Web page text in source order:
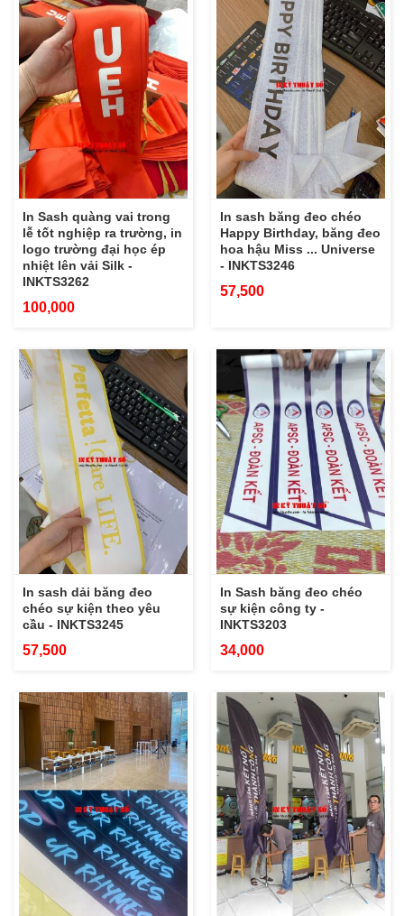
In Sash quàng vai trong
lễ tốt nghiệp ra trường, in
logo trường đại học ép
nhiệt lên vải Silk -
INKTS3262
100,000
In sash băng đeo chéo
Happy Birthday, băng đeo
hoa hậu Miss ... Universe
- INKTS3246
57,500
In sash dải băng đeo
chéo sự kiện theo yêu
cầu - INKTS3245
57,500
In Sash băng đeo chéo
sự kiện công ty -
INKTS3203
34,000